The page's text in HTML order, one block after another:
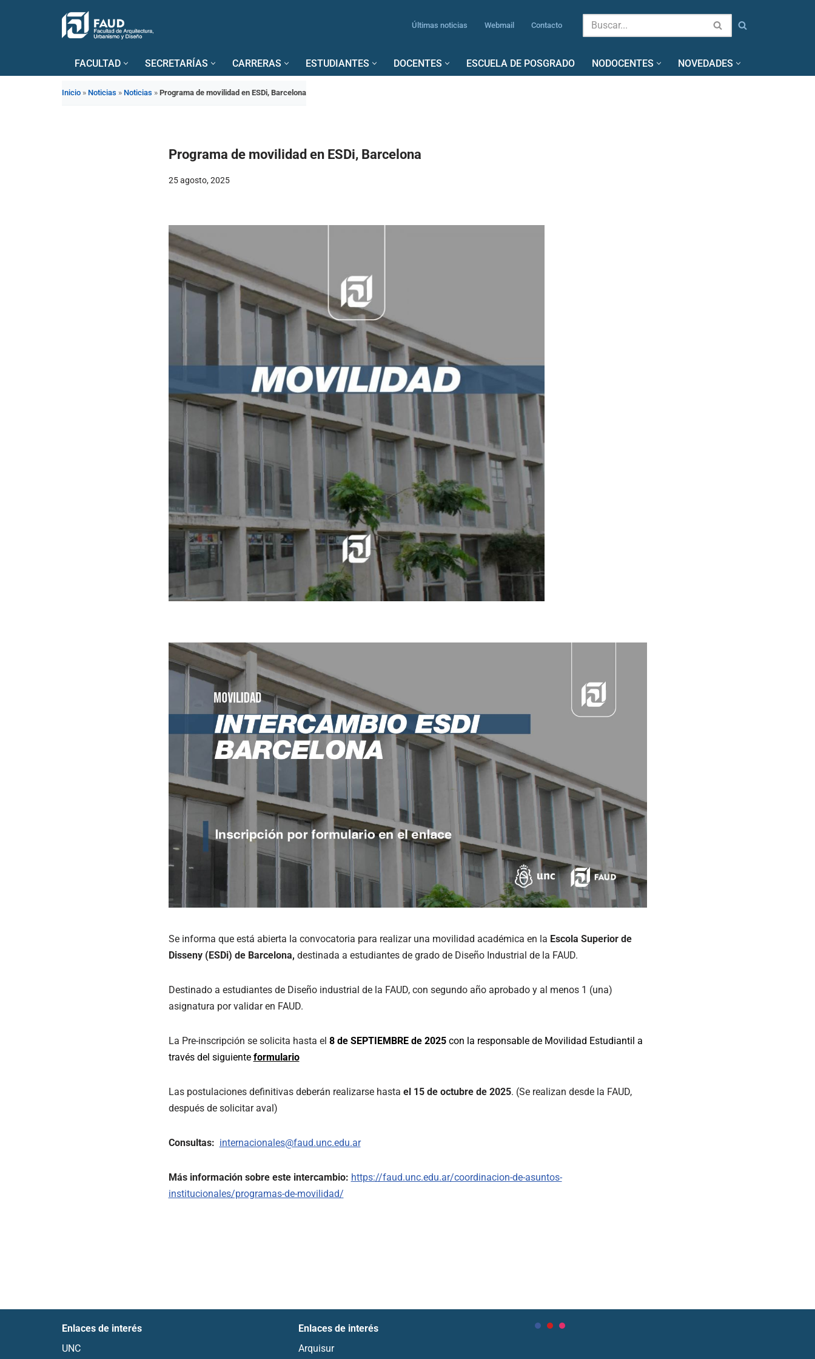
Últimas noticias Webmail Contacto
FACULTAD SECRETARÍAS CARRERAS ESTUDIANTES DOCENTES ESCUELA DE POSGRADO NODOCENTES NOVEDADES
Inicio » Noticias » Noticias » Programa de movilidad en ESDi, Barcelona
Programa de movilidad en ESDi, Barcelona
25 agosto, 2025
Se informa que está abierta la convocatoria para realizar una movilidad académica en la Escola Superior de
Disseny (ESDi) de Barcelona, destinada a estudiantes de grado de Diseño Industrial de la FAUD.
Destinado a estudiantes de Diseño industrial de la FAUD, con segundo año aprobado y al menos 1 (una)
asignatura por validar en FAUD.
La Pre-inscripción se solicita hasta el 8 de SEPTIEMBRE de 2025 con la responsable de Movilidad Estudiantil a
través del siguiente formulario
Las postulaciones definitivas deberán realizarse hasta el 15 de octubre de 2025. (Se realizan desde la FAUD,
después de solicitar aval)
Consultas: internacionales@faud.unc.edu.ar
Más información sobre este intercambio: https://faud.unc.edu.ar/coordinacion-de-asuntos-
institucionales/programas-de-movilidad/
Enlaces de interés
UNC
Enlaces de interés
Arquisur